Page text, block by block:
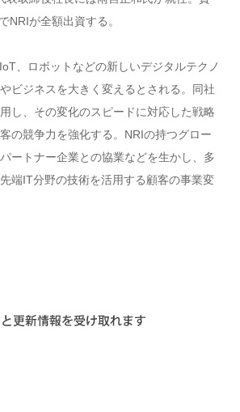
NRIが全額出資する。
、ロボットなどの新しいデジタルテクノ
ビジネスを大きく変えるとされる。同社
し、その変化のスピードに対応した戦略
の競争力を強化する。NRIの持つグロー
ートナー企業との協業などを生かし、多
端IT分野の技術を活用する顧客の事業変